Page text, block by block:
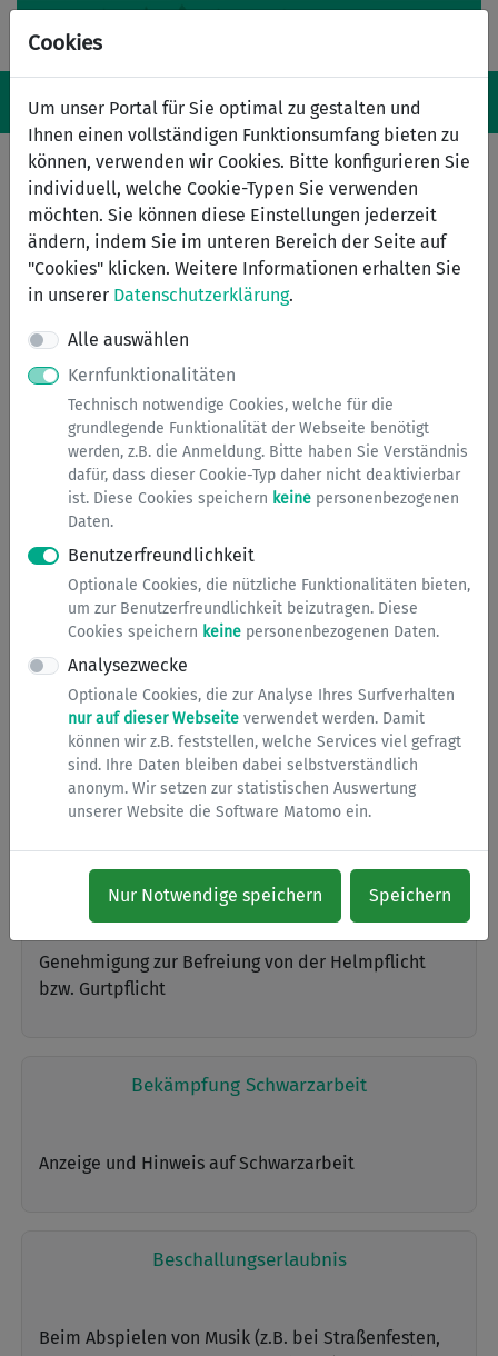
Cookies
Um unser Portal für Sie optimal zu gestalten und
Ihnen einen vollständigen Funktionsumfang bieten zu
können, verwenden wir Cookies. Bitte konfigurieren Sie
individuell, welche Cookie-Typen Sie verwenden
möchten. Sie können diese Einstellungen jederzeit
ändern, indem Sie im unteren Bereich der Seite auf
"Cookies" klicken. Weitere Informationen erhalten Sie
in unserer Datenschutzerklärung.
Alle auswählen
Kernfunktionalitäten
Technisch notwendige Cookies, welche für die
grundlegende Funktionalität der Webseite benötigt
werden, z.B. die Anmeldung. Bitte haben Sie Verständnis
dafür, dass dieser Cookie-Typ daher nicht deaktivierbar
ist. Diese Cookies speichern keine personenbezogenen
Daten.
Benutzerfreundlichkeit
Optionale Cookies, die nützliche Funktionalitäten bieten,
um zur Benutzerfreundlichkeit beizutragen. Diese
Cookies speichern keine personenbezogenen Daten.
Analysezwecke
Optionale Cookies, die zur Analyse Ihres Surfverhalten
nur auf dieser Webseite verwendet werden. Damit
können wir z.B. feststellen, welche Services viel gefragt
sind. Ihre Daten bleiben dabei selbstverständlich
anonym. Wir setzen zur statistischen Auswertung
unserer Website die Software Matomo ein.
Nur Notwendige speichern Speichern
Navigation ein-/ausblenden
Menü
Serviceübersicht
zurück
Services A bis Z
SICHERHEIT & ORDNUNG
Befahren von Fußgängerzonen
Ausnahmegenehmigung zum Befahren und zum Be-
und Entladen in der Fußgängerzone auch außerhalb
der Lieferzeiten
Befreiung von der Helm- und Gurtpflicht
Genehmigung zur Befreiung von der Helmpflicht
bzw. Gurtpflicht
Bekämpfung Schwarzarbeit
Anzeige und Hinweis auf Schwarzarbeit
Beschallungserlaubnis
Beim Abspielen von Musik (z.B. bei Straßenfesten,